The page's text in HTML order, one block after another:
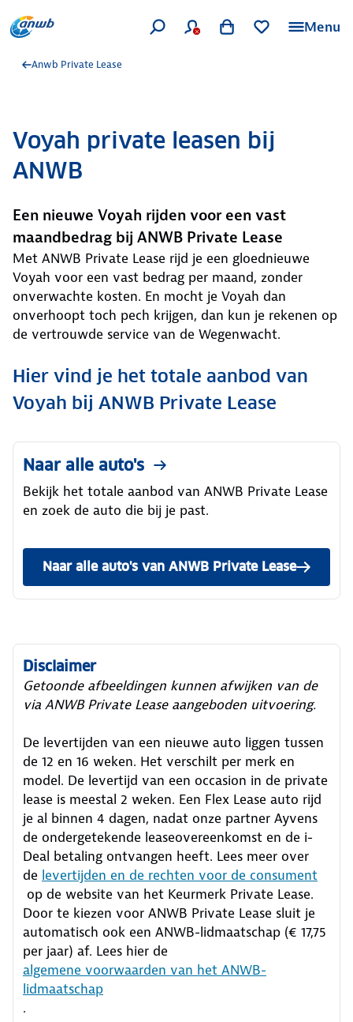
Menu
Anwb Private Lease
Voyah private leasen bij
ANWB
Een nieuwe Voyah rijden voor een vast
maandbedrag bij ANWB Private Lease
Met ANWB Private Lease rijd je een gloednieuwe
Voyah voor een vast bedrag per maand, zonder
onverwachte kosten. En mocht je Voyah dan
onverhoopt toch pech krijgen, dan kun je rekenen op
de vertrouwde service van de Wegenwacht.
Hier vind je het totale aanbod van
Voyah bij ANWB Private Lease
Naar alle auto's
Bekijk het totale aanbod van ANWB Private Lease
en zoek de auto die bij je past.
Naar alle auto's van ANWB Private Lease
Disclaimer
Getoonde afbeeldingen kunnen afwijken van de
via ANWB Private Lease aangeboden uitvoering.
De levertijden van een nieuwe auto liggen tussen
de 12 en 16 weken. Het verschilt per merk en
model. De levertijd van een occasion in de private
lease is meestal 2 weken. Een Flex Lease auto rijd
je al binnen 4 dagen, nadat onze partner Ayvens
de ondergetekende leaseovereenkomst en de i-
Deal betaling ontvangen heeft. Lees meer over
de levertijden en de rechten voor de consument
op de website van het Keurmerk Private Lease.
Door te kiezen voor ANWB Private Lease sluit je
automatisch ook een ANWB-lidmaatschap (€ 17,75
per jaar) af. Lees hier de
algemene voorwaarden van het ANWB-
lidmaatschap
.